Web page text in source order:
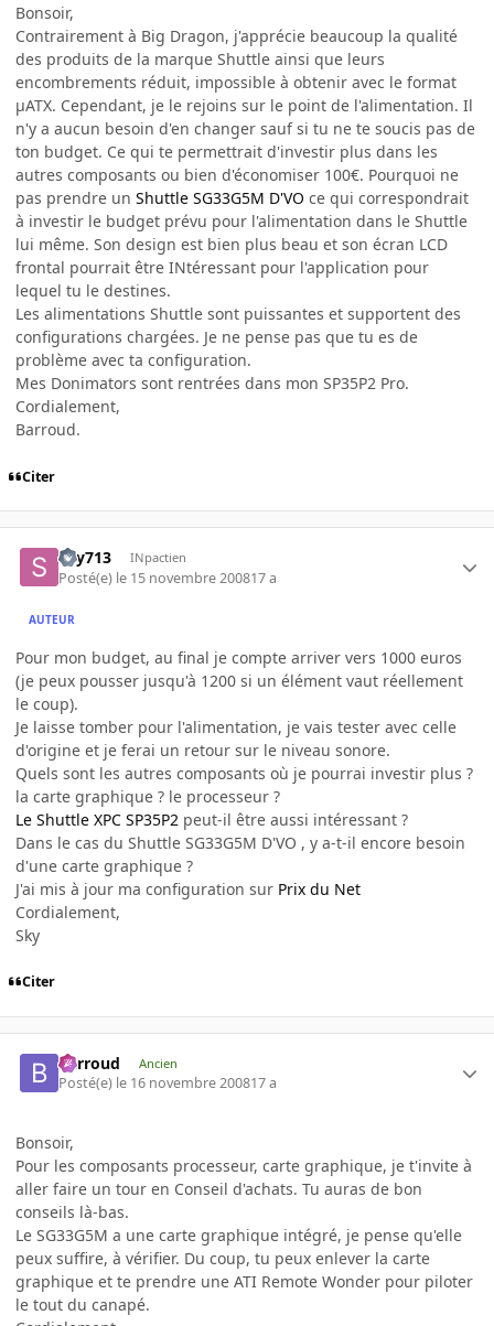
Bonsoir,
Contrairement à Big Dragon, j'apprécie beaucoup la qualité
des produits de la marque Shuttle ainsi que leurs
encombrements réduit, impossible à obtenir avec le format
µATX. Cependant, je le rejoins sur le point de l'alimentation. Il
n'y a aucun besoin d'en changer sauf si tu ne te soucis pas de
ton budget. Ce qui te permettrait d'investir plus dans les
autres composants ou bien d'économiser 100€. Pourquoi ne
pas prendre un Shuttle SG33G5M D'VO ce qui correspondrait
à investir le budget prévu pour l'alimentation dans le Shuttle
lui même. Son design est bien plus beau et son écran LCD
frontal pourrait être INtéressant pour l'application pour
lequel tu le destines.
Les alimentations Shuttle sont puissantes et supportent des
configurations chargées. Je ne pense pas que tu es de
problème avec ta configuration.
Mes Donimators sont rentrées dans mon SP35P2 Pro.
Cordialement,
Barroud.
Citer
sky713 INpactien
Posté(e) le 15 novembre 200817 a
AUTEUR
Pour mon budget, au final je compte arriver vers 1000 euros
(je peux pousser jusqu'à 1200 si un élément vaut réellement
le coup).
Je laisse tomber pour l'alimentation, je vais tester avec celle
d'origine et je ferai un retour sur le niveau sonore.
Quels sont les autres composants où je pourrai investir plus ?
la carte graphique ? le processeur ?
Le Shuttle XPC SP35P2 peut-il être aussi intéressant ?
Dans le cas du Shuttle SG33G5M D'VO , y a-t-il encore besoin
d'une carte graphique ?
J'ai mis à jour ma configuration sur Prix du Net
Cordialement,
Sky
Citer
Barroud Ancien
Posté(e) le 16 novembre 200817 a
Bonsoir,
Pour les composants processeur, carte graphique, je t'invite à
aller faire un tour en Conseil d'achats. Tu auras de bon
conseils là-bas.
Le SG33G5M a une carte graphique intégré, je pense qu'elle
peux suffire, à vérifier. Du coup, tu peux enlever la carte
graphique et te prendre une ATI Remote Wonder pour piloter
le tout du canapé.